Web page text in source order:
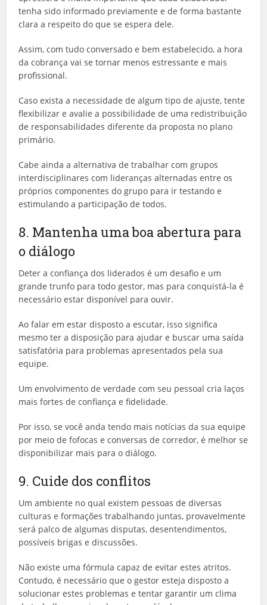
tenha sido informado previamente e de forma bastante
clara a respeito do que se espera dele.
Assim, com tudo conversado e bem estabelecido, a hora
da cobrança vai se tornar menos estressante e mais
profissional.
Caso exista a necessidade de algum tipo de ajuste, tente
flexibilizar e avalie a possibilidade de uma redistribuição
de responsabilidades diferente da proposta no plano
primário.
Cabe ainda a alternativa de trabalhar com grupos
interdisciplinares com lideranças alternadas entre os
próprios componentes do grupo para ir testando e
estimulando a participação de todos.
8. Mantenha uma boa abertura para
o diálogo
Deter a confiança dos liderados é um desafio e um
grande trunfo para todo gestor, mas para conquistá-la é
necessário estar disponível para ouvir.
Ao falar em estar disposto a escutar, isso significa
mesmo ter a disposição para ajudar e buscar uma saída
satisfatória para problemas apresentados pela sua
equipe.
Um envolvimento de verdade com seu pessoal cria laços
mais fortes de confiança e fidelidade.
Por isso, se você anda tendo mais notícias da sua equipe
por meio de fofocas e conversas de corredor, é melhor se
disponibilizar mais para o diálogo.
9. Cuide dos conflitos
Um ambiente no qual existem pessoas de diversas
culturas e formações trabalhando juntas, provavelmente
será palco de algumas disputas, desentendimentos,
possíveis brigas e discussões.
Não existe uma fórmula capaz de evitar estes atritos.
Contudo, é necessário que o gestor esteja disposto a
solucionar estes problemas e tentar garantir um clima